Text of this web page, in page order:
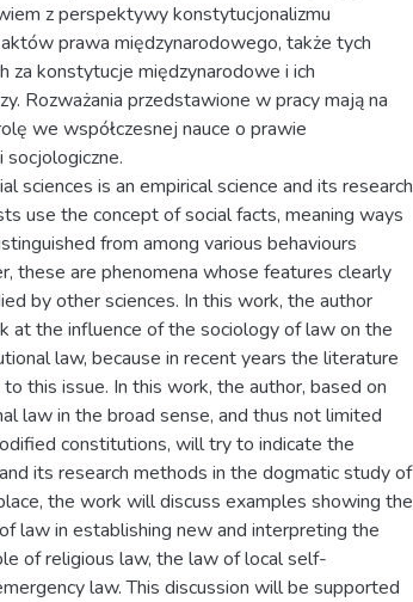
z perspektywy konstytucjonalizmu
prawa międzynarodowego, także tych
za konstytucje międzynarodowe i ich
Rozważania przedstawione w pracy mają na
we współczesnej nauce o prawie
socjologiczne.
sciences is an empirical science and its research
use the concept of social facts, meaning ways
from among various behaviours
these are phenomena whose features clearly
by other sciences. In this work, the author
at the influence of the sociology of law on the
law, because in recent years the literature
this issue. In this work, the author, based on
law in the broad sense, and thus not limited
constitutions, will try to indicate the
its research methods in the dogmatic study of
the work will discuss examples showing the
law in establishing new and interpreting the
of religious law, the law of local self-
law. This discussion will be supported